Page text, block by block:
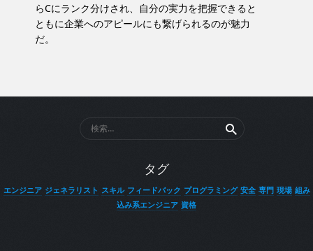
らCにランク分けされ、自分の実力を把握できると
ともに企業へのアピールにも繋げられるのが魅力
だ。
索:
タグ
エンジニア ジェネラリスト スキル フィードバック プログラミング 安全 専門 現場 組み
込み系エンジニア 資格